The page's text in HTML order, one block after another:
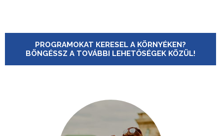
PROGRAMOKAT KERESEL A KÖRNYÉKEN?
BÖNGÉSSZ A TOVÁBBI LEHETŐSÉGEK KÖZÜL!